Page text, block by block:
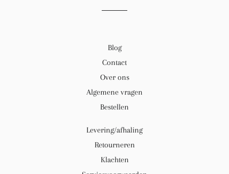
Blog
Contact
Over ons
Algemene vragen
Bestellen
Levering/afhaling
Retourneren
Klachten